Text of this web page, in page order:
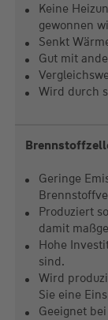
Keine
gewonnen
Senkt
Gut mit
Wird durch
Geringe
Produziert
damit
Hohe
sind.
Wird
Sie eine
Geeignet